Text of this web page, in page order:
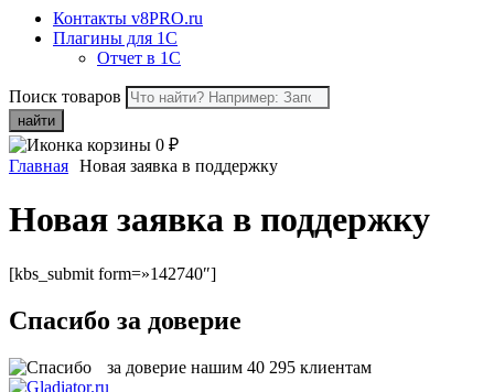
Контакты v8PRO.ru
Плагины для 1С
Отчет в 1С
Поиск товаров
найти
0 ₽
Главная Новая заявка в поддержку
Новая заявка в поддержку
[kbs_submit form=»142740″]
Спасибо за доверие
за доверие нашим 40 295 клиентам